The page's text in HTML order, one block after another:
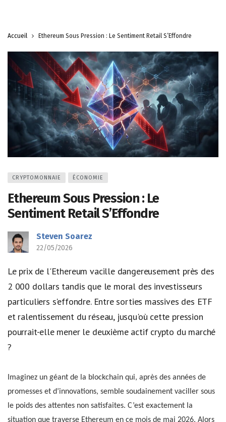
Accueil Ethereum Sous Pression : Le Sentiment Retail S’Effondre
CRYPTOMONNAIE ÉCONOMIE
Ethereum Sous Pression : Le
Sentiment Retail S’Effondre
Steven Soarez
22/05/2026
Le prix de l'Ethereum vacille dangereusement près des
2 000 dollars tandis que le moral des investisseurs
particuliers s'effondre. Entre sorties massives des ETF
et ralentissement du réseau, jusqu'où cette pression
pourrait-elle mener le deuxième actif crypto du marché
?
Imaginez un géant de la blockchain qui, après des années de
promesses et d’innovations, semble soudainement vaciller sous
le poids des attentes non satisfaites. C’est exactement la
situation que traverse Ethereum en ce mois de mai 2026. Alors